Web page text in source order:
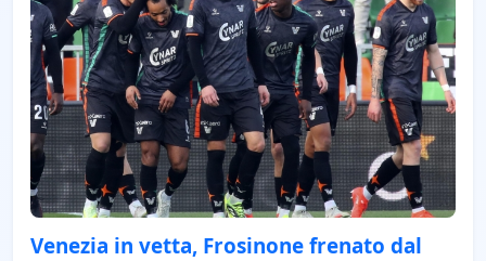
Venezia in vetta, Frosinone frenato dal